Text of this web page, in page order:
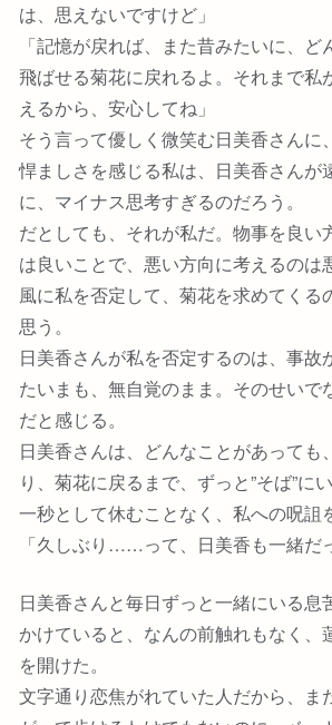
は、思えないですけど」
「記憶が戻れば、また昔みたいに、ど
飛ばせる菊花に戻れるよ。それまで私
えるから、安心してね」
そう言って優しく微笑む日美香さんに
悍ましさを感じる私は、日美香さんが
に、マイナス思考すぎるのだろう。
だとしても、それが私だ。物事を良い
は良いことで、悪い方向に考えるのは
風に私を否定して、菊花を求めてくる
思う。
日美香さんが私を否定するのは、事故
たいまも、無自覚のまま。そのせいで
だと感じる。
日美香さんは、どんなことがあっても
り、菊花に戻るまで、ずっと”そば”に
一秒として休むことなく、私への呪詛
「久しぶり……って、日美香も一緒だ
日美香さんと毎日ずっと一緒にいる息
かけていると、なんの前触れもなく、
を開けた。
文字通り恋焦がれていた人だから、ま